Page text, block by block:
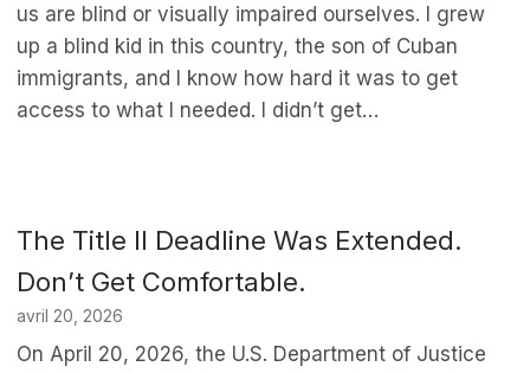
us are blind or visually impaired ourselves. I grew
up a blind kid in this country, the son of Cuban
immigrants, and I know how hard it was to get
access to what I needed. I didn’t get…
The Title II Deadline Was Extended.
Don’t Get Comfortable.
avril 20, 2026
On April 20, 2026, the U.S. Department of Justice